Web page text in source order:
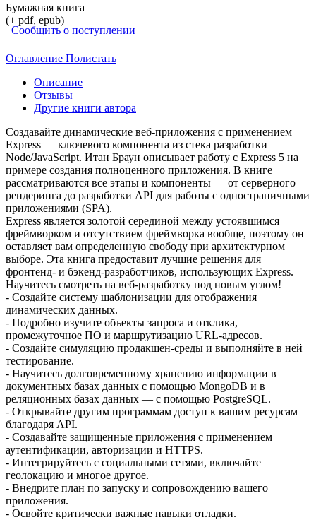
Бумажная книга
(+ pdf, epub)
Сообщить о поступлении
Оглавление Полистать
Описание
Отзывы
Другие книги автора
Создавайте динамические веб-приложения с применением
Express — ключевого компонента из стека разработки
Node/JavaScript. Итан Браун описывает работу с Express 5 на
примере создания полноценного приложения. В книге
рассматриваются все этапы и компоненты — от серверного
рендеринга до разработки API для работы с одностраничными
приложениями (SPA).
Express является золотой серединой между устоявшимся
фреймворком и отсутствием фреймворка вообще, поэтому он
оставляет вам определенную свободу при архитектурном
выборе. Эта книга предоставит лучшие решения для
фронтенд- и бэкенд-разработчиков, использующих Express.
Научитесь смотреть на веб-разработку под новым углом!
- Создайте систему шаблонизации для отображения
динамических данных.
- Подробно изучите объекты запроса и отклика,
промежуточное ПО и маршрутизацию URL-адресов.
- Создайте симуляцию продакшен-среды и выполняйте в ней
тестирование.
- Научитесь долговременному хранению информации в
документных базах данных с помощью MongoDB и в
реляционных базах данных — с помощью PostgreSQL.
- Открывайте другим программам доступ к вашим ресурсам
благодаря API.
- Создавайте защищенные приложения с применением
аутентификации, авторизации и HTTPS.
- Интегрируйтесь с социальными сетями, включайте
геолокацию и многое другое.
- Внедрите план по запуску и сопровождению вашего
приложения.
- Освойте критически важные навыки отладки.